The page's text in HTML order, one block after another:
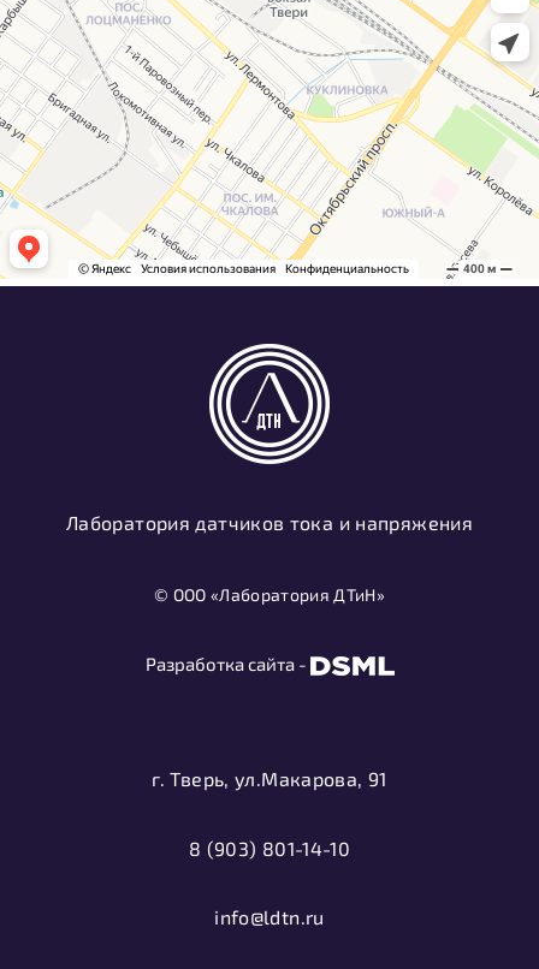
Лаборатория датчиков тока и напряжения
© ООО «Лаборатория ДТиН»
Разработка сайта -
г. Тверь, ул.Макарова, 91
8 (903) 801-14-10
info@ldtn.ru